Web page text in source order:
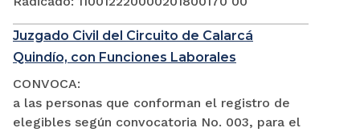
Juzgado Civil del Circuito de Calarcá
Quindío, con Funciones Laborales
CONVOCA:
a las personas que conforman el registro de
elegibles según convocatoria No. 003, para el